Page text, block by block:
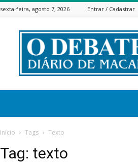
sexta-feira, agosto 7, 2026 Entrar / Cadastrar
ODEBATEON
Início Tags Texto
Tag: texto